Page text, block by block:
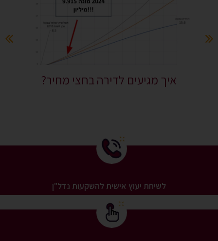
איך מגיעים לדירה בחצי מחיר?
לשיחת יעוץ אישית להשקעות נדל"ן